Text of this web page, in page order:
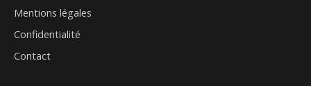
Mentions légales
Confidentialité
Contact